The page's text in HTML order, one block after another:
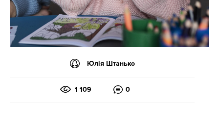
Юлія Штанько
1 109 0